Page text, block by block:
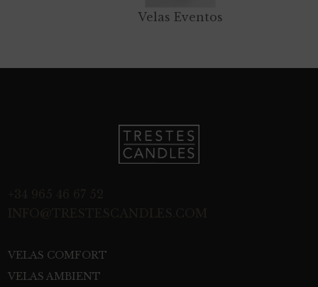
Velas Eventos
VELAS COMFORT
VELAS AMBIENT